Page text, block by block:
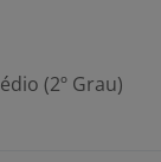
(2º Grau)